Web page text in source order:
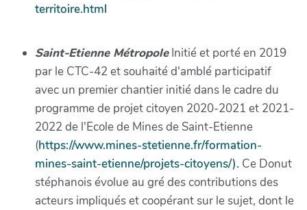
territoire.html
Saint-Etienne MétropoleInitié et porté en 2019
par le CTC-42 et souhaité d'amblé participatif
avec un premier chantier initié dans le cadre du
programme de projet citoyen 2020-2021 et 2021-
2022 de l'Ecole de Mines de Saint-Etienne
(https://www.mines-stetienne.fr/formation-
mines-saint-etienne/projets-citoyens/). Ce Donut
stéphanois évolue au gré des contributions des
acteurs impliqués et coopérant sur le sujet, dont le